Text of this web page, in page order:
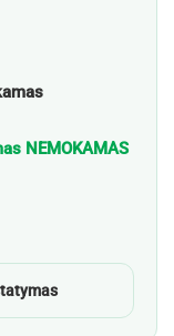
NEMOKAMAS